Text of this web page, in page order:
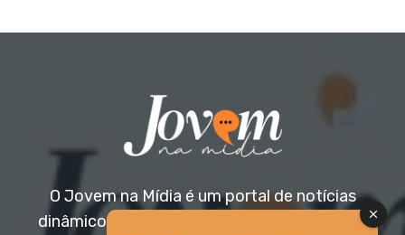
O Jovem na Mídia é um portal de notícias
dinâmico e acessível, voltado para o público